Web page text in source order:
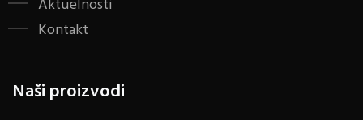
Aktuelnosti
Kontakt
Naši proizvodi